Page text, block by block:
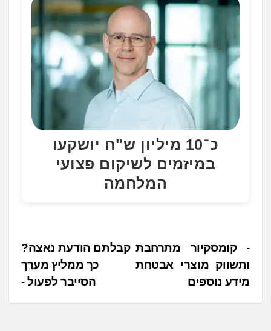
כ־10 מיליון ש"ח יושקעו
במיזמים לשיקום פצועי
המלחמה
נ
י
ו
קבלתם הודעת נאצה?
כך ממליץ מערך
הסייבר לפעול
קומסקיור מתרחבת
ותשווק מוצרי אבטחת
מידע נוספים